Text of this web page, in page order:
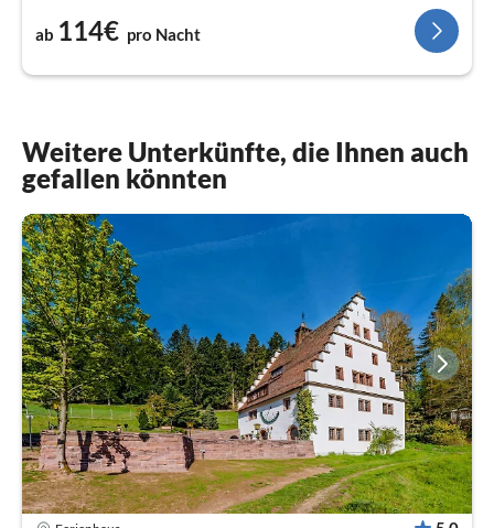
ab 114€ pro Nacht
Weitere Unterkünfte, die Ihnen auch
gefallen könnten